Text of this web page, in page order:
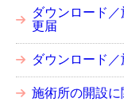
ダウンロード
更届
ダウンロード
施術所の開設